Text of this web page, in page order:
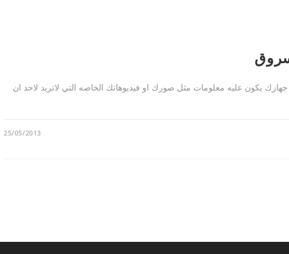
يكون عليه معلومات مثل صورك او فيديوهاتك الخاصه التي لاتريد لاحد ان
25/05/2013